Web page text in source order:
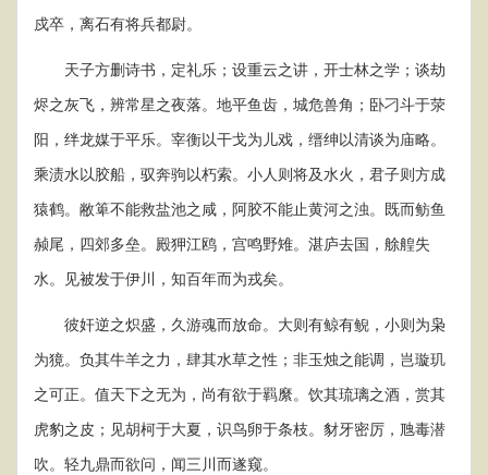
戍卒，离石有将兵都尉。
天子方删诗书，定礼乐；设重云之讲，开士林之学；谈劫
烬之灰飞，辨常星之夜落。地平鱼齿，城危兽角；卧刁斗于荥
阳，绊龙媒于平乐。宰衡以干戈为儿戏，缙绅以清谈为庙略。
乘渍水以胶船，驭奔驹以朽索。小人则将及水火，君子则方成
猿鹤。敝箄不能救盐池之咸，阿胶不能止黄河之浊。既而鲂鱼
赪尾，四郊多垒。殿狎江鸥，宫鸣野雉。湛庐去国，艅艎失
水。见被发于伊川，知百年而为戎矣。
彼奸逆之炽盛，久游魂而放命。大则有鲸有鲵，小则为枭
为獍。负其牛羊之力，肆其水草之性；非玉烛之能调，岂璇玑
之可正。值天下之无为，尚有欲于羁縻。饮其琉璃之酒，赏其
虎豹之皮；见胡柯于大夏，识鸟卵于条枝。豺牙密厉，虺毒潜
吹。轻九鼎而欲问，闻三川而遂窥。